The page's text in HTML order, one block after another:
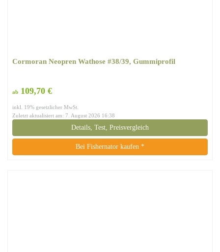
Cormoran Neopren Wathose #38/39, Gummiprofil
ab 109,70 €
inkl. 19% gesetzlicher MwSt.
Zuletzt aktualisiert am: 7. August 2026 16:38
Details, Test, Preisvergleich
Bei Fishernator kaufen *